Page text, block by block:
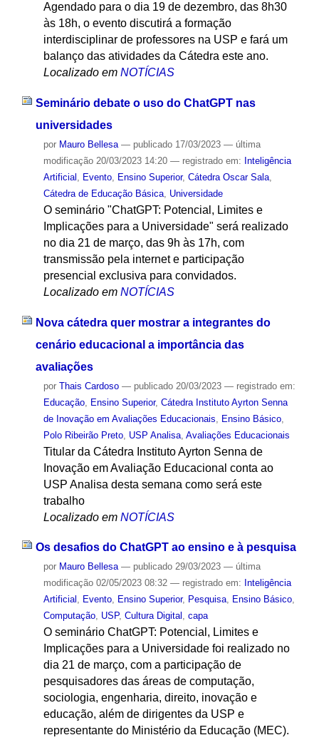
Agendado para o dia 19 de dezembro, das 8h30
às 18h, o evento discutirá a formação
interdisciplinar de professores na USP e fará um
balanço das atividades da Cátedra este ano.
Localizado em NOTÍCIAS
Seminário debate o uso do ChatGPT nas
universidades
por Mauro Bellesa — publicado17/03/2023 — última
modificação20/03/2023 14:20 — registrado em: Inteligência
Artificial , Evento, Ensino Superior, Cátedra Oscar Sala,
Cátedra de Educação Básica, Universidade
O seminário "ChatGPT: Potencial, Limites e
Implicações para a Universidade" será realizado
no dia 21 de março, das 9h às 17h, com
transmissão pela internet e participação
presencial exclusiva para convidados.
Localizado em NOTÍCIAS
Nova cátedra quer mostrar a integrantes do
cenário educacional a importância das
avaliações
por Thais Cardoso — publicado20/03/2023 — registrado em:
Educação, Ensino Superior, Cátedra Instituto Ayrton Senna
de Inovação em Avaliações Educacionais
Ensino Básico,
Polo Ribeirão Preto, USP Analisa, Avaliações Educacionais
Titular da Cátedra Instituto Ayrton Senna de
Inovação em Avaliação Educacional conta ao
USP Analisa desta semana como será este
trabalho
Localizado em NOTÍCIAS
Os desafios do ChatGPT ao ensino e à pesquisa
por Mauro Bellesa — publicado29/03/2023 — última
modificação02/05/2023 08:32 — registrado em: Inteligência
Artificial , Evento, Ensino Superior, Pesquisa, Ensino Básico,
Computação, USP, Cultura Digital , capa
O seminário ChatGPT: Potencial, Limites e
Implicações para a Universidade foi realizado no
dia 21 de março, com a participação de
pesquisadores das áreas de computação,
sociologia, engenharia, direito, inovação e
educação, além de dirigentes da USP e
representante do Ministério da Educação (MEC).